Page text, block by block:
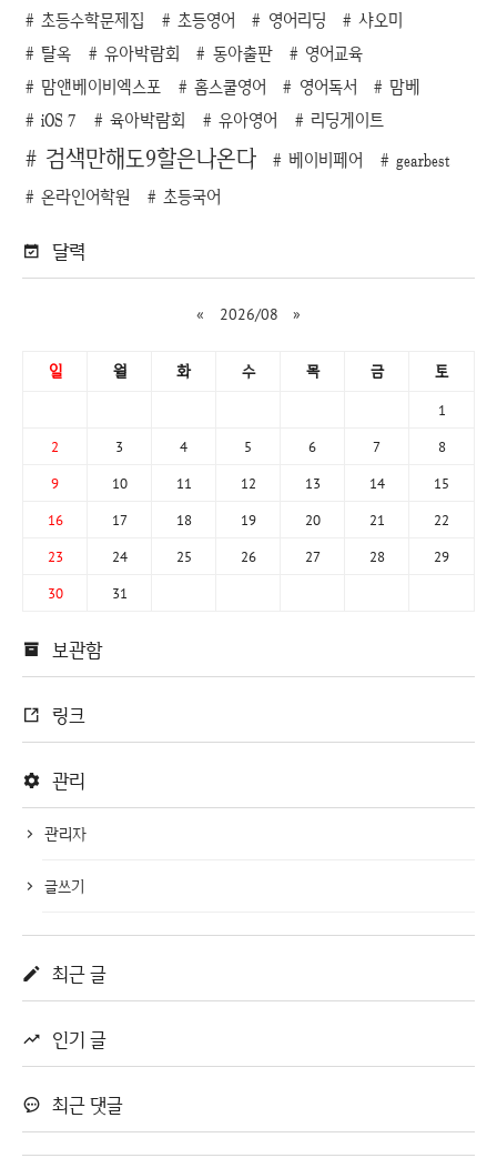
초등수학문제집
초등영어 영어리딩
샤오미
탈옥
유아박람회 동아출판
영어교육
맘앤베이비엑스포
홈스쿨영어 영어독서
맘베
iOS 7
육아박람회 유아영어 리딩게이트
검색만해도9할은나온다 베이비페어
gearbest
온라인어학원
초등국어
달력
« 2026/08 »
일 월 화 수 목 금 토
1
2 3 4 5 6 7 8
9 10 11 12 13 14 15
16 17 18 19 20 21 22
23 24 25 26 27 28 29
30 31
보관함
링크
관리
관리자
글쓰기
최근 글
인기 글
최근 댓글